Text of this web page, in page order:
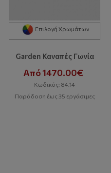
Επιλογή Χρωμάτων
Garden Καναπές Γωνία
Από 1470.00€
Κωδικός: 84.14
Παράδοση έως 35 εργάσιμες